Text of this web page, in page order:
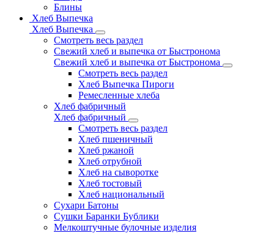
Блины
Хлеб Выпечка
Хлеб Выпечка
Смотреть весь раздел
Свежий хлеб и выпечка от Быстронома
Свежий хлеб и выпечка от Быстронома
Смотреть весь раздел
Хлеб Выпечка Пироги
Ремесленные хлеба
Хлеб фабричный
Хлеб фабричный
Смотреть весь раздел
Хлеб пшеничный
Хлеб ржаной
Хлеб отрубной
Хлеб на сыворотке
Хлеб тостовый
Хлеб национальный
Сухари Батоны
Сушки Баранки Бублики
Мелкоштучные булочные изделия